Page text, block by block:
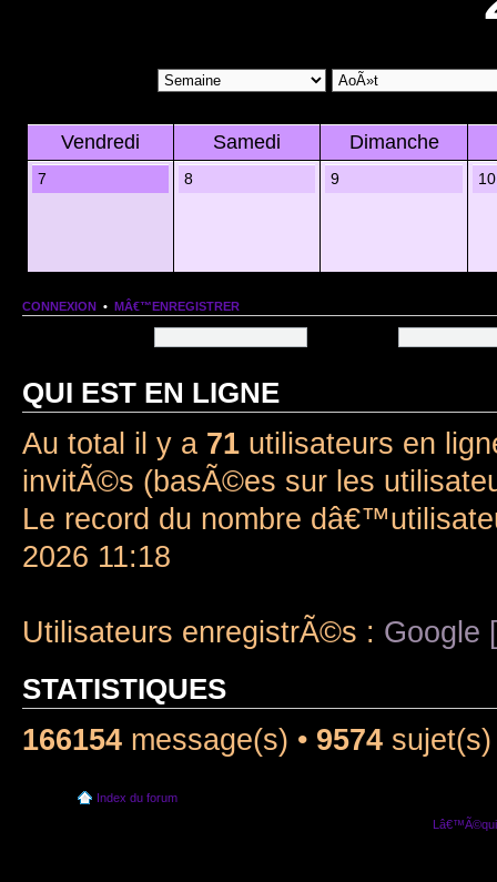
Vendredi Samedi Dimanche
7 8 9 10
CONNEXION • MÂ€™ENREGISTRER
QUI EST EN LIGNE
Au total il y a 71 utilisateurs en
invitÃ©s (basÃ©es sur les
Le record du nombre
2026 11:18
Utilisateurs enregistrÃ©s : Google
STATISTIQUES
166154 message(s) • 9574
Index du forum